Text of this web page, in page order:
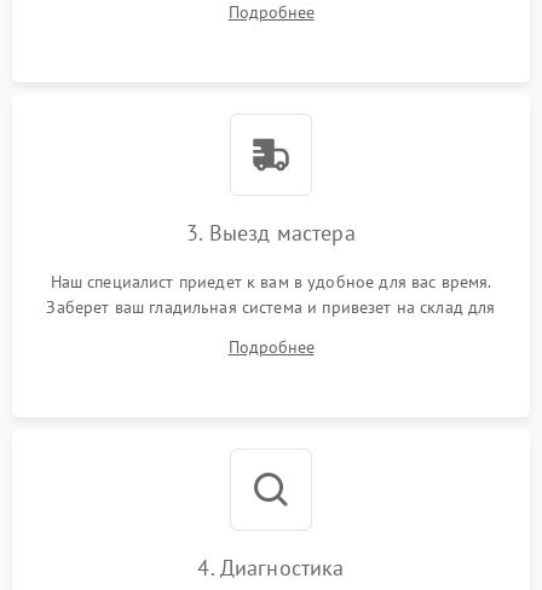
Подробнее
3. Выезд мастера
Наш специалист приедет к вам в удобное для вас время.
Заберет ваш гладильная система и привезет на склад для
Подробнее
4. Диагностика